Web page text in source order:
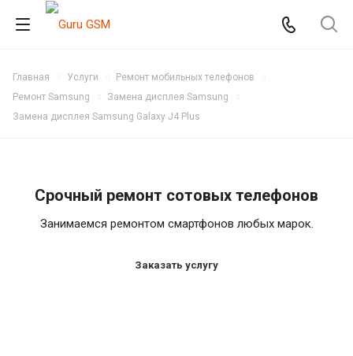
Главная Услуги
Ремонт мобильных телефонов
Ремонт Samsung
Замена дисплея Samsung
Замена дисплея Samsung Galaxy J4 Plus
Срочный ремонт сотовых телефонов
Занимаемся ремонтом смартфонов любых марок.
Заказать услугу